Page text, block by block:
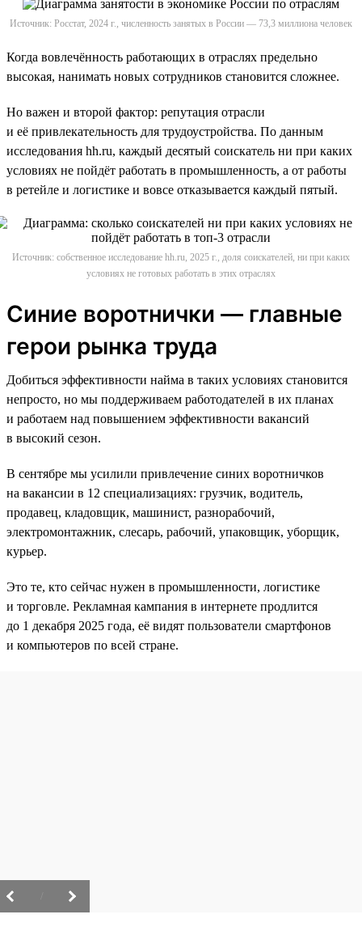
Источник: Росстат, 2024 г., численность занятых в России — 73,3 миллиона человек
Когда вовлечённость работающих в отраслях предельно
высокая, нанимать новых сотрудников становится сложнее.
Но важен и второй фактор: репутация отрасли
и её привлекательность для трудоустройства. По данным
исследования hh.ru, каждый десятый соискатель ни при каких
условиях не пойдёт работать в промышленность, а от работы
в ретейле и логистике и вовсе отказывается каждый пятый.
Источник: собственное исследование hh.ru, 2025 г., доля соискателей, ни при каких
условиях не готовых работать в этих отраслях
Синие воротнички — главные
герои рынка труда
Добиться эффективности найма в таких условиях становится
непросто, но мы поддерживаем работодателей в их планах
и работаем над повышением эффективности вакансий
в высокий сезон.
В сентябре мы усилили привлечение синих воротничков
на вакансии в 12 специализациях: грузчик, водитель,
продавец, кладовщик, машинист, разнорабочий,
электромонтажник, слесарь, рабочий, упаковщик, уборщик,
курьер.
Это те, кто сейчас нужен в промышленности, логистике
и торговле. Рекламная кампания в интернете продлится
до 1 декабря 2025 года, её видят пользователи смартфонов
и компьютеров по всей стране.